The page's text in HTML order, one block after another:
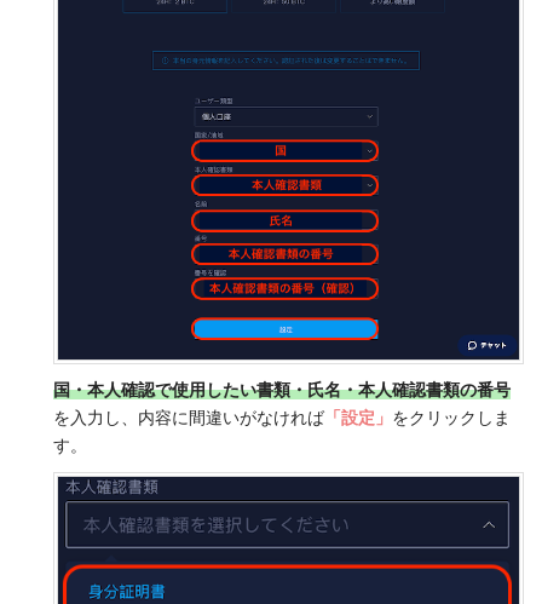
国・本人確認で使用したい書類・氏名・本人確認書類の番号
を入力し、内容に間違いがなければ「設定」 をクリックしま
す。